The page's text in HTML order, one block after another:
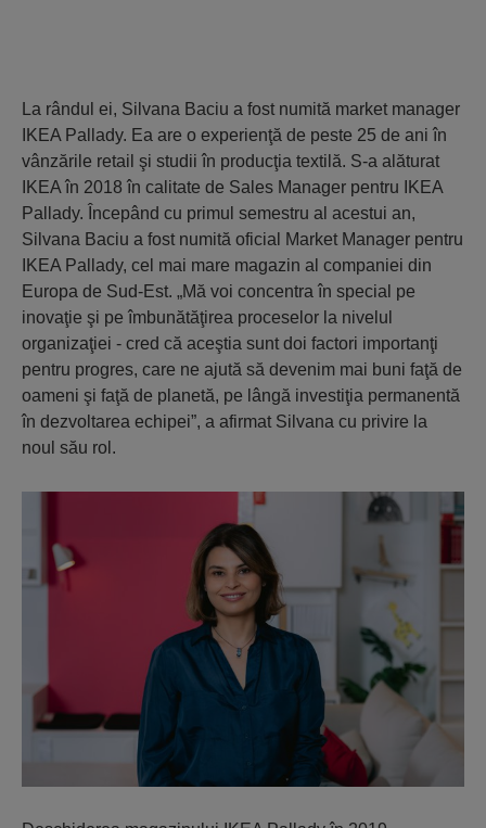
La rândul ei, Silvana Baciu a fost numită market manager
IKEA Pallady. Ea are o experienţă de peste 25 de ani în
vânzările retail şi studii în producţia textilă. S-a alăturat
IKEA în 2018 în calitate de Sales Manager pentru IKEA
Pallady. Începând cu primul semestru al acestui an,
Silvana Baciu a fost numită oficial Market Manager pentru
IKEA Pallady, cel mai mare magazin al companiei din
Europa de Sud-Est. „Mă voi concentra în special pe
inovaţie şi pe îmbunătăţirea proceselor la nivelul
organizaţiei - cred că aceştia sunt doi factori importanţi
pentru progres, care ne ajută să devenim mai buni faţă de
oameni şi faţă de planetă, pe lângă investiţia permanentă
în dezvoltarea echipei”, a afirmat Silvana cu privire la
noul său rol.